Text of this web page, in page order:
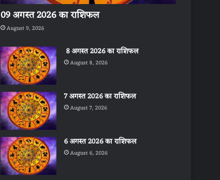
09 अगस्त 2026 का राशिफल
August 9, 2026
8 अगस्त 2026 का राशिफल
August 8, 2026
7 अगस्त 2026 का राशिफल
August 7, 2026
6 अगस्त 2026 का राशिफल
August 6, 2026